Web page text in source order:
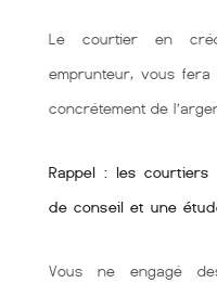
Le courtier en
emprunteur, vous
concrétement de
Rappel : les
de conseil et une
Vous ne engagé